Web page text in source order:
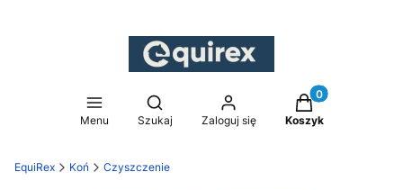
Menu
Otwórz wyszukiwarkę
Szukaj Zaloguj się
Produkty w
Koszyk
EquiRex Koń Czyszczenie